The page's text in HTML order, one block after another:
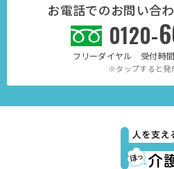
お電話でのお問い合
0120-
フリーダイヤル 受付時
※タップすると発